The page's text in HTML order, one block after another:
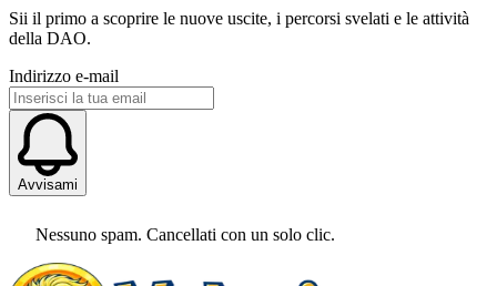
Sii il primo a scoprire le nuove uscite, i percorsi svelati e le attività
della DAO.
Indirizzo e-mail
Avvisami
Nessuno spam. Cancellati con un solo clic.